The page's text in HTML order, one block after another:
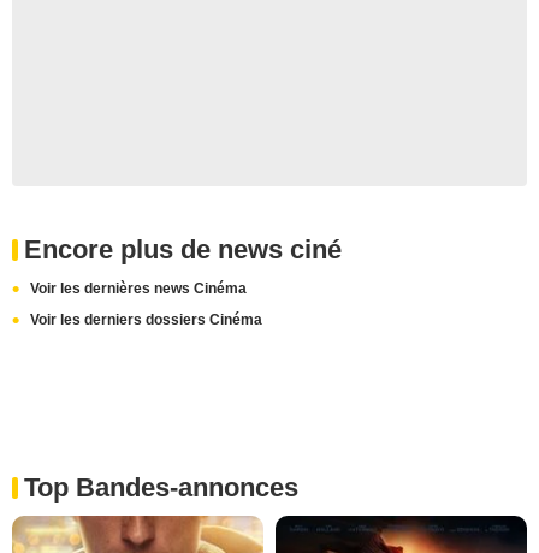
Encore plus de news ciné
Voir les dernières news Cinéma
Voir les derniers dossiers Cinéma
Top Bandes-annonces